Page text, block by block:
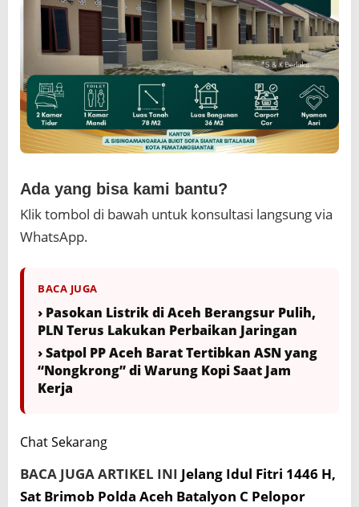
Ada yang bisa kami bantu?
Klik tombol di bawah untuk konsultasi langsung via
WhatsApp.
BACA JUGA
› Pasokan Listrik di Aceh Berangsur Pulih,
PLN Terus Lakukan Perbaikan Jaringan
› Satpol PP Aceh Barat Tertibkan ASN yang
“Nongkrong” di Warung Kopi Saat Jam
Kerja
Chat Sekarang
BACA JUGA ARTIKEL INI Jelang Idul Fitri 1446 H,
Sat Brimob Polda Aceh Batalyon C Pelopor